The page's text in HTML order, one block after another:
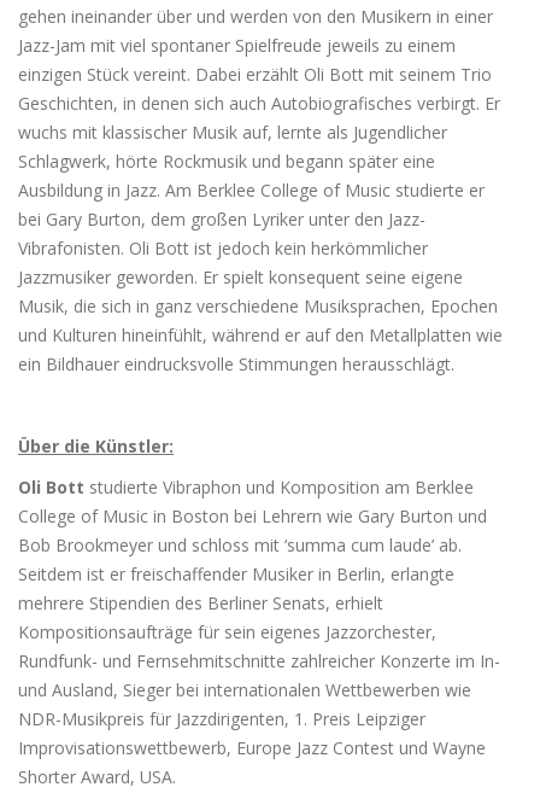
gehen ineinander über und werden von den Musikern in einer
Jazz-Jam mit viel spontaner Spielfreude jeweils zu einem
einzigen Stück vereint. Dabei erzählt Oli Bott mit seinem Trio
Geschichten, in denen sich auch Autobiografisches verbirgt. Er
wuchs mit klassischer Musik auf, lernte als Jugendlicher
Schlagwerk, hörte Rockmusik und begann später eine
Ausbildung in Jazz. Am Berklee College of Music studierte er
bei Gary Burton, dem großen Lyriker unter den Jazz-
Vibrafonisten. Oli Bott ist jedoch kein herkömmlicher
Jazzmusiker geworden. Er spielt konsequent seine eigene
Musik, die sich in ganz verschiedene Musiksprachen, Epochen
und Kulturen hineinfühlt, während er auf den Metallplatten wie
ein Bildhauer eindrucksvolle Stimmungen herausschlägt.
Über die Künstler:
Oli Bott studierte Vibraphon und Komposition am Berklee
College of Music in Boston bei Lehrern wie Gary Burton und
Bob Brookmeyer und schloss mit ‘summa cum laude’ ab.
Seitdem ist er freischaffender Musiker in Berlin, erlangte
mehrere Stipendien des Berliner Senats, erhielt
Kompositionsaufträge für sein eigenes Jazzorchester,
Rundfunk- und Fernsehmitschnitte zahlreicher Konzerte im In-
und Ausland, Sieger bei internationalen Wettbewerben wie
NDR-Musikpreis für Jazzdirigenten, 1. Preis Leipziger
Improvisationswettbewerb, Europe Jazz Contest und Wayne
Shorter Award, USA.